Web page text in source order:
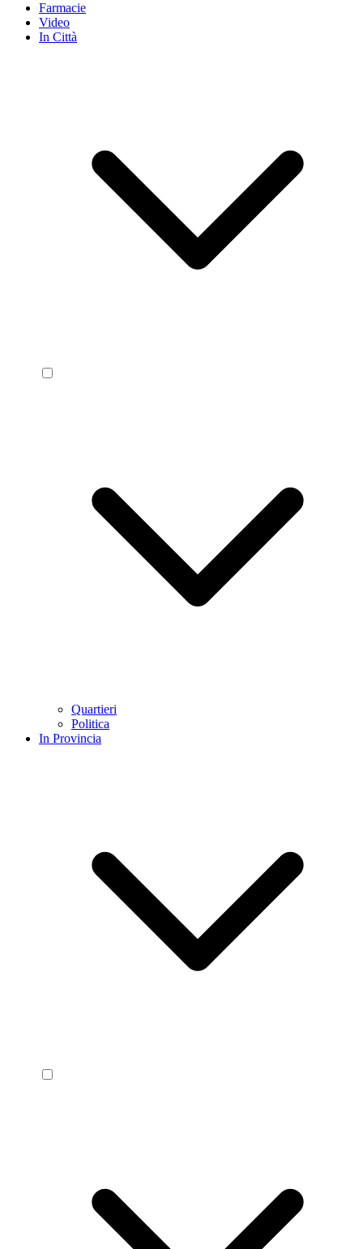
Farmacie
Video
In Città
Quartieri
Politica
In Provincia